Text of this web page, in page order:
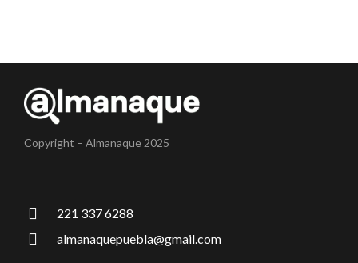
Copyright – Almanaque 2025
221 337 6288
almanaquepuebla@gmail.com